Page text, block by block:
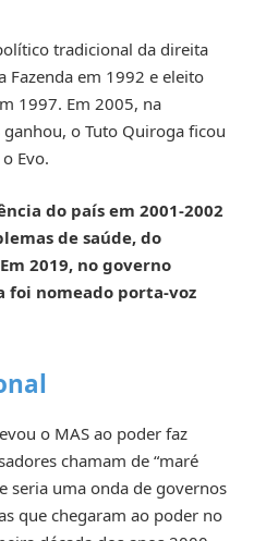
tradicional da direita
Fazenda em 1992 e eleito
1997. Em 2005, na
o Tuto Quiroga ficou
Evo.
do país em 2001-2002
de saúde, do
2019, no governo
foi nomeado porta-voz
o MAS ao poder faz
chamam de “maré
seria uma onda de governos
que chegaram ao poder no